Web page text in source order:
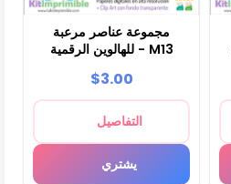
مجموعة عناصر مرعبة
للهالوين الرقمية - M13
$3.00
التفاصيل
يشتري